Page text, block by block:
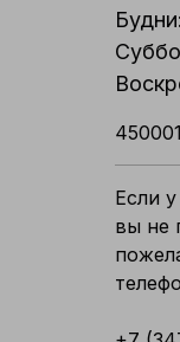
Если
вы не